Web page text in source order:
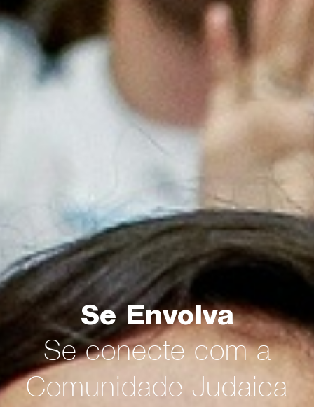
Se Envolva
Se conecte com a
Comunidade Judaica